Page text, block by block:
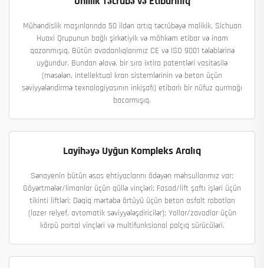
Mühəndislik maşınlarında 50 ildən artıq təcrübəyə malikik, Sichuan
Huaxi Qrupunun bağlı şirkətiyik və möhkəm etibar və inam
qazanmışıq. Bütün avadanlıqlarımız CE və ISO 9001 tələblərinə
uyğundur. Bundan əlavə, bir sıra ixtira patentləri vasitəsilə
(məsələn, intellektual kran sistemlərinin və beton üçün
səviyyələndirmə texnologiyasının inkişafı) etibarlı bir nüfuz qurmağı
bacarmışıq.
Layihəyə Uyğun Kompleks Aralıq
Sənayenin bütün əsas ehtiyaclarını ödəyən məhsullarımız var:
Göyərtmələr/limanlar üçün qüllə vinçləri; Fasad/lift şaftı işləri üçün
tikinti liftləri; Dəqiq mərtəbə örtüyü üçün beton asfalt robotları
(lazer relyef, avtomatik səviyyələşdiricilər); Yollar/zavodlar üçün
körpü portal vinçləri və multifunksional palçıq sürücüləri.